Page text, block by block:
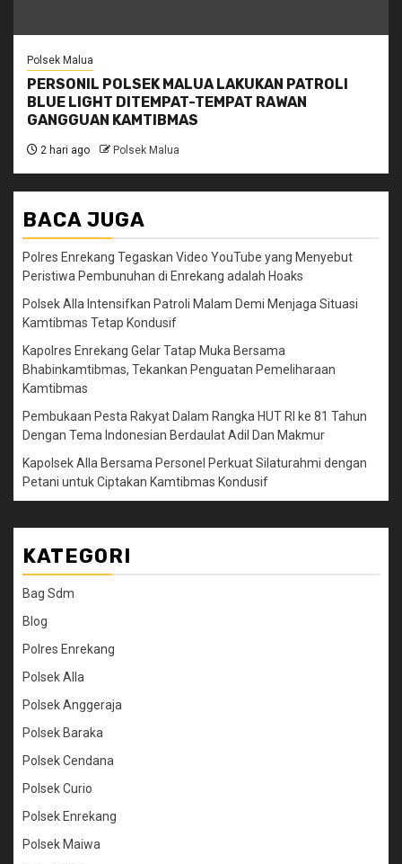
Polsek Malua
PERSONIL POLSEK MALUA LAKUKAN PATROLI
BLUE LIGHT DITEMPAT-TEMPAT RAWAN
GANGGUAN KAMTIBMAS
2 hari ago Polsek Malua
BACA JUGA
Polres Enrekang Tegaskan Video YouTube yang Menyebut
Peristiwa Pembunuhan di Enrekang adalah Hoaks
Polsek Alla Intensifkan Patroli Malam Demi Menjaga Situasi
Kamtibmas Tetap Kondusif
Kapolres Enrekang Gelar Tatap Muka Bersama
Bhabinkamtibmas, Tekankan Penguatan Pemeliharaan
Kamtibmas
Pembukaan Pesta Rakyat Dalam Rangka HUT RI ke 81 Tahun
Dengan Tema Indonesian Berdaulat Adil Dan Makmur
Kapolsek Alla Bersama Personel Perkuat Silaturahmi dengan
Petani untuk Ciptakan Kamtibmas Kondusif
KATEGORI
Bag Sdm
Blog
Polres Enrekang
Polsek Alla
Polsek Anggeraja
Polsek Baraka
Polsek Cendana
Polsek Curio
Polsek Enrekang
Polsek Maiwa